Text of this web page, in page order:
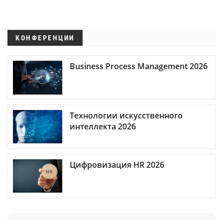
КОНФЕРЕНЦИИ
Business Process Management 2026
Технологии искусственного
интеллекта 2026
Цифровизация HR 2026